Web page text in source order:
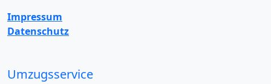
Impressum
Datenschutz
Umzugsservice